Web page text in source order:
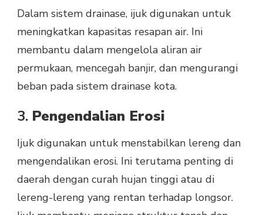
Dalam sistem drainase, ijuk digunakan untuk
meningkatkan kapasitas resapan air. Ini
membantu dalam mengelola aliran air
permukaan, mencegah banjir, dan mengurangi
beban pada sistem drainase kota.
3. Pengendalian Erosi
Ijuk digunakan untuk menstabilkan lereng dan
mengendalikan erosi. Ini terutama penting di
daerah dengan curah hujan tinggi atau di
lereng-lereng yang rentan terhadap longsor.